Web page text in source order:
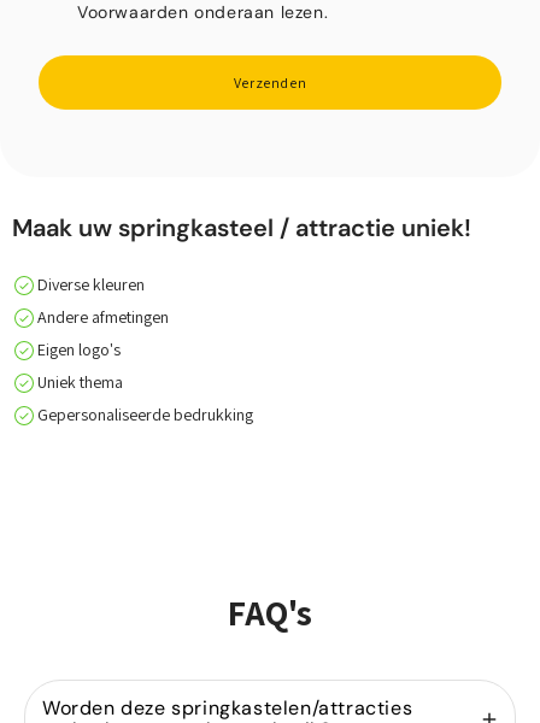
Voorwaarden onderaan lezen.
Verzenden
Maak uw springkasteel / attractie uniek!
Diverse kleuren
Andere afmetingen
Eigen logo's
Uniek thema
Gepersonaliseerde bedrukking
FAQ's
Worden deze springkastelen/attracties